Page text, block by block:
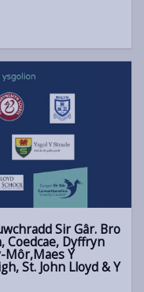
Sir Gâr. Bro
Dyffryn
Môr,Maes Y
St. John Lloyd & Y